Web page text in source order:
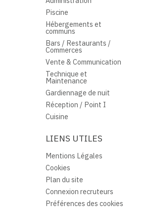
Piscine
Hébergements et
communs
Bars / Restaurants /
Commerces
Vente & Communication
Technique et
Maintenance
Gardiennage de nuit
Réception / Point I
Cuisine
LIENS UTILES
Mentions Légales
Cookies
Plan du site
Connexion recruteurs
Préférences des cookies